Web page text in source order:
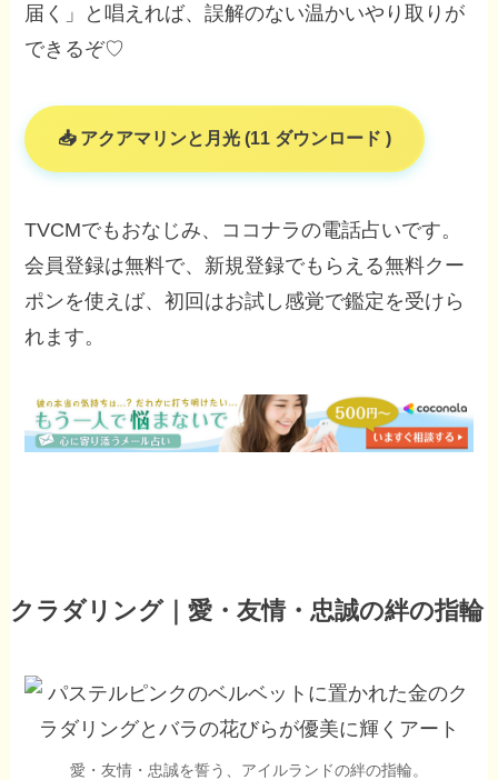
届く」と唱えれば、誤解のない温かいやり取りが
できるぞ♡
アクアマリンと月光 (11 ダウンロード )
TVCMでもおなじみ、ココナラの電話占いです。
会員登録は無料で、新規登録でもらえる無料クー
ポンを使えば、初回はお試し感覚で鑑定を受けら
れます。
クラダリング｜愛・友情・忠誠の絆の指輪
愛・友情・忠誠を誓う、アイルランドの絆の指輪。